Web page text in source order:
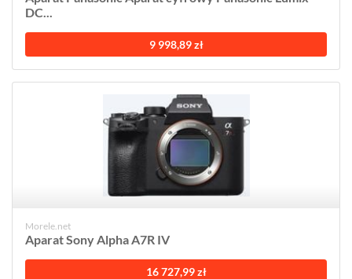
DC...
9 998,89 zł
Morele.net
Aparat Sony Alpha A7R IV
16 727,99 zł